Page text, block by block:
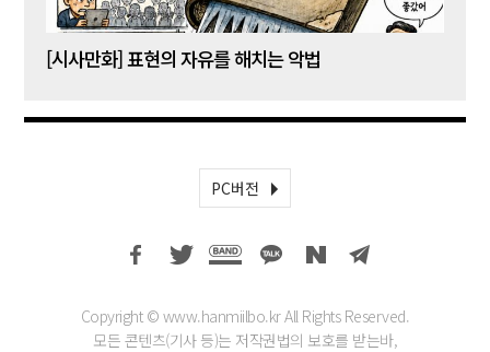
[시사만화] 표현의 자유를 해치는 악법
PC버전
Copyright © www.hanmiilbo.kr All Rights Reserved.
모든 콘텐츠(기사 등)는 저작권법의 보호를 받는바,